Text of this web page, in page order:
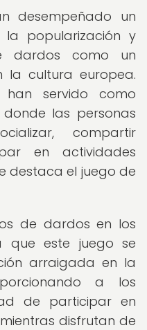
desempeñado un
popularización y
dardos como un
la cultura europea.
han servido como
las personas
compartir
en actividades
destaca el juego de
de dardos en los
que este juego se
arraigada en la
a los
de participar en
disfrutan de